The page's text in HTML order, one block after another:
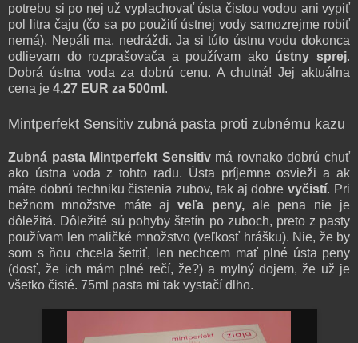
potrebu si po nej už vyplachovať ústa čistou vodou ani vypiť
pol litra čaju (čo sa po použití ústnej vody samozrejme robiť
nemá). Nepáli ma, nedráždi. Ja si túto ústnu vodu dokonca
odlievam do rozprašovača a používam ako ústny sprej.
Dobrá ústna voda za dobrú cenu. A chutná! Jej aktuálna
cena je 4,27 EUR za 500ml .
Mintperfekt Sensitiv zubná pasta proti zubnému kazu
Zubná pasta Mintperfekt Sensitivmá rovnako dobrú chuť
ako ústna voda z tohto radu. Ústa príjemne osvieži a ak
máte dobrú techniku čistenia zubov, tak aj dobrevyčistí. Pri
bežnom množstve máte ajveľa peny,ale pena nie je
dôležitá. Dôležité sú pohyby štetín po zuboch, preto z pasty
používam len maličké množstvo (veľkosť hrášku). Nie, že by
som s ňou chcela šetriť, len nechcem mať plné ústa peny
(dosť, že ich mám plné rečí, že?) a mylný dojem, že už je
všetko čisté. 75ml pasta mi tak vystačí dlho.